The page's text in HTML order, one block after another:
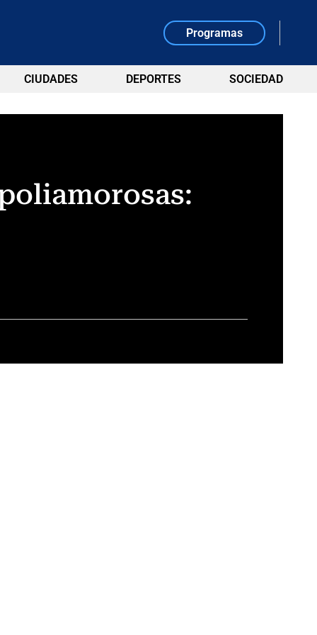
Programas
CIUDADES DEPORTES SOCIEDAD